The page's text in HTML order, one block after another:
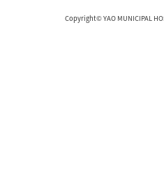
Copyright© YAO MUNICIPAL